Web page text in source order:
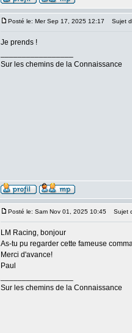
Posté le: Mer Sep 17, 2025 12:17 Sujet
Je prends !
Sur les chemins de la Connaissance
Posté le: Sam Nov 01, 2025 10:45 Sujet
LM Racing, bonjour
As-tu pu regarder cette fameuse
Merci d'avance!
Paul
Sur les chemins de la Connaissance